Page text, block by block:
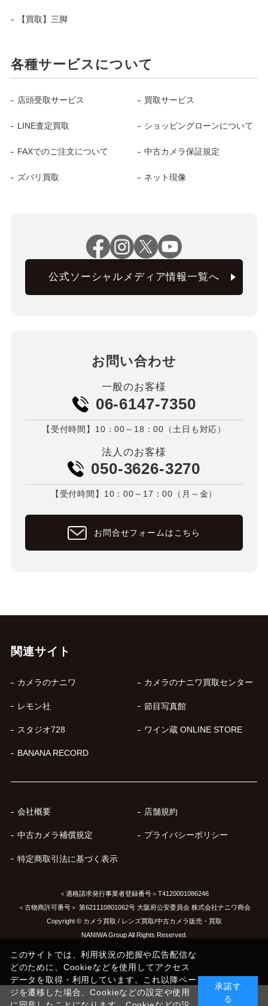
【買取】三脚
各種サービスについて
店頭受取サービス 買取サービス
LINE査定買取 ショッピングローンについて
FAXでのご注文について 中古カメラ保証規定
ズバリ買取 ネット現像
公式ソーシャルメディア情報一覧へ
お問い合わせ
一般のお客様
06-6147-7350
【受付時間】10：00～18：00（土日も対応）
法人のお客様
050-3626-3270
【受付時間】10：00～17：00（月～金）
お問合せフォームはこちら
関連サイト
カメラのナニワ カメラのナニワ買取センター
レモン社 節目写真館
スタジオ728 ワイン蔵 ONLINE STORE
BANANA RECORD
会社概要 店舗規約
中古カメラ補償規定 プライバシーポリシー
特定商取引法に基づく表示
＜適格請求発行事業者登録番号＞T4120001086246
＜古物商許可番号＞ 第621110801062号 大阪府公安委員会 株式会社ナニワ商会
Copyright © カメラ買取 / レンズ買取/中古カメラ販売・買取
NANIWA Group All Rights Reserved.
このサイトでは、利用状況の把握や広告配信な
どのために、Cookieなどを使用してアクセス
データを取得・利用しています。これ以降ペー
ジを遷移した場合、Cookieなどの設定や使用
承諾す
る